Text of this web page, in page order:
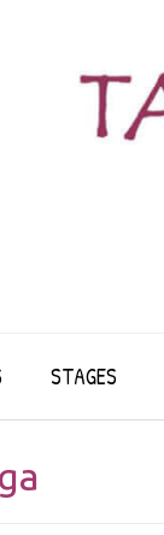
STAGES